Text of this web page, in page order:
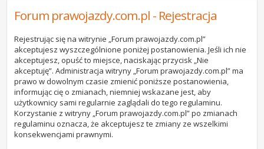
Forum prawojazdy.com.pl - Rejestracja
Rejestrując się na witrynie „Forum prawojazdy.com.pl”
akceptujesz wyszczególnione poniżej postanowienia. Jeśli ich nie
akceptujesz, opuść to miejsce, naciskając przycisk „Nie
akceptuję”. Administracja witryny „Forum prawojazdy.com.pl” ma
prawo w dowolnym czasie zmienić poniższe postanowienia,
informując cię o zmianach, niemniej wskazane jest, aby
użytkownicy sami regularnie zaglądali do tego regulaminu.
Korzystanie z witryny „Forum prawojazdy.com.pl” po zmianach
regulaminu oznacza, że akceptujesz te zmiany ze wszelkimi
konsekwencjami prawnymi.